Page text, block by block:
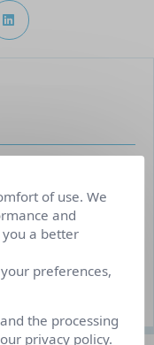
selon les
of use. We
and
a better
preferences,
the processing
privacy policy.